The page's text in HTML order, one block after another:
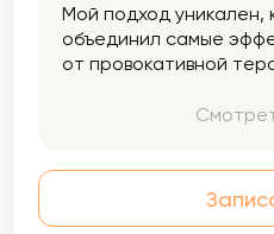
Мой подход уникален,
объединил самые
от провокативной
ключ к вашему